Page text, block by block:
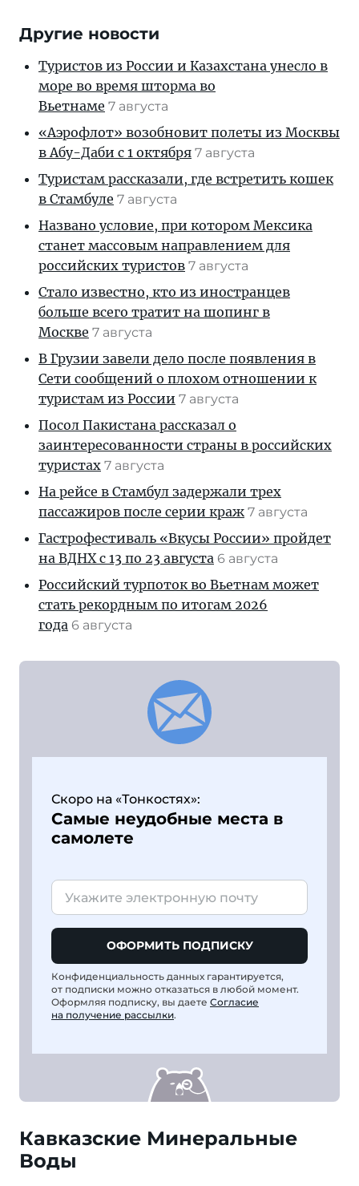
Другие новости
Туристов из России и Казахстана унесло в
море во время шторма во
Вьетнаме 7 августа
«Аэрофлот» возобновит полеты из Москвы
в Абу-Даби с 1 октября 7 августа
Туристам рассказали, где встретить кошек
в Стамбуле 7 августа
Названо условие, при котором Мексика
станет массовым направлением для
российских туристов 7 августа
Стало известно, кто из иностранцев
больше всего тратит на шопинг в
Москве 7 августа
В Грузии завели дело после появления в
Сети сообщений о плохом отношении к
туристам из России 7 августа
Посол Пакистана рассказал о
заинтересованности страны в российских
туристах 7 августа
На рейсе в Стамбул задержали трех
пассажиров после серии краж 7 августа
Гастрофестиваль «Вкусы России» пройдет
на ВДНХ с 13 по 23 августа 6 августа
Российский турпоток во Вьетнам может
стать рекордным по итогам 2026
года 6 августа
Скоро на «Тонкостях»:
Самые неудобные места в
самолете
ОФОРМИТЬ ПОДПИСКУ
Конфиденциальность данных гарантируется,
от подписки можно отказаться в любой момент.
Оформляя подписку, вы даете Согласие
на получение рассылки.
Кавказские Минеральные